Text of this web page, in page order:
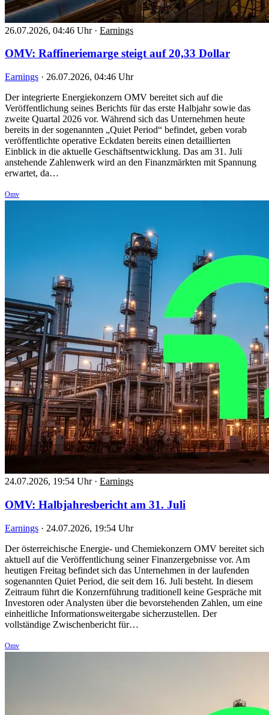
26.07.2026, 04:46 Uhr · Earnings
OMV: Raffineriemarge steigt auf 20,33 Dollar
Earnings · 26.07.2026, 04:46 Uhr
Der integrierte Energiekonzern OMV bereitet sich auf die
Veröffentlichung seines Berichts für das erste Halbjahr sowie das
zweite Quartal 2026 vor. Während sich das Unternehmen heute
bereits in der sogenannten „Quiet Period“ befindet, geben vorab
veröffentlichte operative Eckdaten bereits einen detaillierten
Einblick in die aktuelle Geschäftsentwicklung. Das am 31. Juli
anstehende Zahlenwerk wird an den Finanzmärkten mit Spannung
erwartet, da…
Omv
24.07.2026, 19:54 Uhr · Earnings
OMV: Halbjahresbericht am 31. Juli
Earnings · 24.07.2026, 19:54 Uhr
Der österreichische Energie- und Chemiekonzern OMV bereitet sich
aktuell auf die Veröffentlichung seiner Finanzergebnisse vor. Am
heutigen Freitag befindet sich das Unternehmen in der laufenden
sogenannten Quiet Period, die seit dem 16. Juli besteht. In diesem
Zeitraum führt die Konzernführung traditionell keine Gespräche mit
Investoren oder Analysten über die bevorstehenden Zahlen, um eine
einheitliche Informationsweitergabe sicherzustellen. Der
vollständige Zwischenbericht für…
Omv